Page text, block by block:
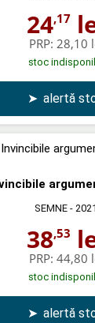
24,17
PRP: 28,10
stoc
➤ alertă
SEMNE - 2021
38,53
PRP: 44,80
stoc
➤ alertă